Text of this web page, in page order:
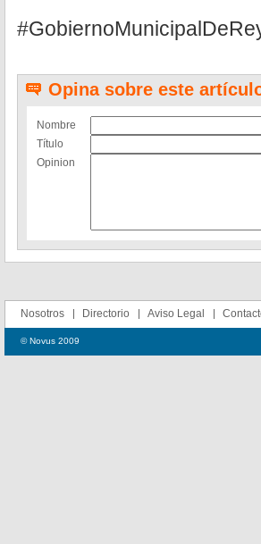
Opina sobre este
Nombre
Título
Opinion
Nosotros Directorio Aviso Legal
© Novus 2009